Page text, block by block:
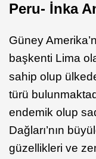
Peru- İnka
Güney
başkenti Lima
sahip olup
türü
endemik olup
Dağları’nın
güzellikleri ve